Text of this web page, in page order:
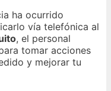
ha ocurrido
vía telefónica al
, el personal
tomar acciones
y mejorar tu